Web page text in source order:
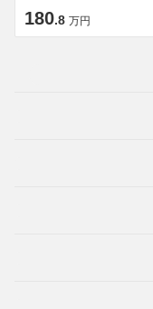
180.8 万円